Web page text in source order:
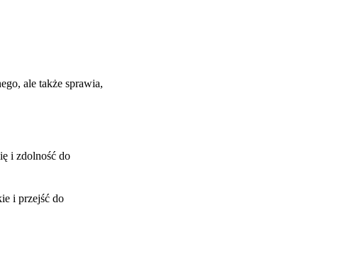
ale także sprawia,
i zdolność do
i przejść do